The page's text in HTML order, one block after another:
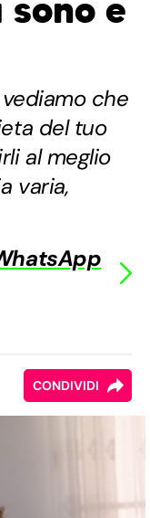
e
che
del tuo
al meglio
varia,
CONDIVIDI